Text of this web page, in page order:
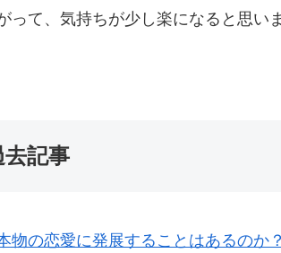
て、気持ちが少し楽になると思いま
記事
物の恋愛に発展することはあるのか？